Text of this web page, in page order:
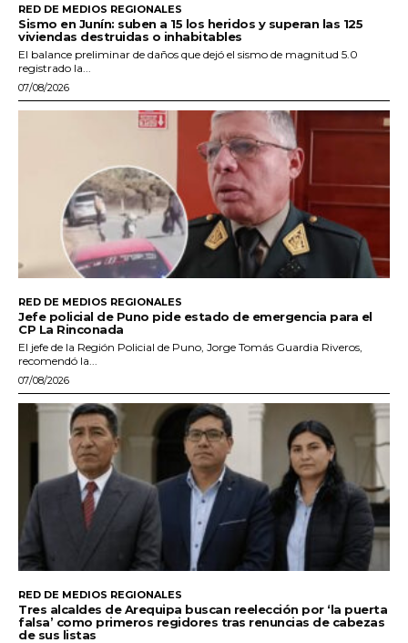
RED DE MEDIOS REGIONALES
Sismo en Junín: suben a 15 los heridos y superan las 125
viviendas destruidas o inhabitables
El balance preliminar de daños que dejó el sismo de magnitud 5.0
registrado la...
07/08/2026
RED DE MEDIOS REGIONALES
Jefe policial de Puno pide estado de emergencia para el
CP La Rinconada
El jefe de la Región Policial de Puno, Jorge Tomás Guardia Riveros,
recomendó la...
07/08/2026
RED DE MEDIOS REGIONALES
Tres alcaldes de Arequipa buscan reelección por ‘la puerta
falsa’ como primeros regidores tras renuncias de cabezas
de sus listas